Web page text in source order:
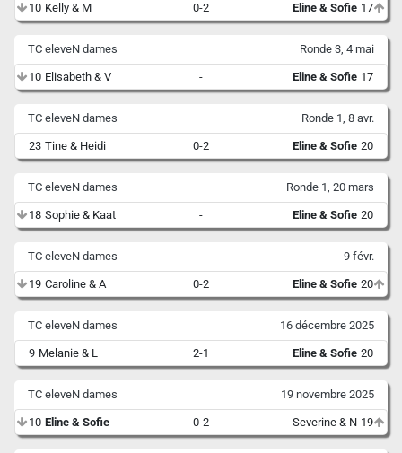
10 Kelly & M 0-2 Eline & Sofie 17
TC eleveN dames Ronde 3, 4 mai
10 Elisabeth & V - Eline & Sofie 17
TC eleveN dames Ronde 1, 8 avr.
23 Tine & Heidi 0-2 Eline & Sofie 20
TC eleveN dames Ronde 1, 20 mars
18 Sophie & Kaat - Eline & Sofie 20
TC eleveN dames 9 févr.
19 Caroline & A 0-2 Eline & Sofie 20
TC eleveN dames 16 décembre 2025
9 Melanie & L 2-1 Eline & Sofie 20
TC eleveN dames 19 novembre 2025
10 Eline & Sofie 0-2 Severine & N 19